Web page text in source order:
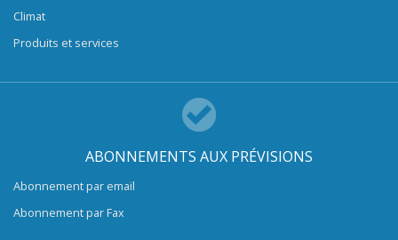
Climat
Produits et services
ABONNEMENTS AUX PRÉVISIONS
Abonnement par email
Abonnement par Fax